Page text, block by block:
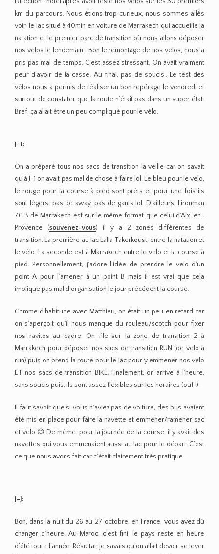
km du parcours. Nous étions trop curieux, nous sommes allés
voir le lac situé à 40min en voiture de Marrakech qui accueille la
natation et le premier parc de transition où nous allons déposer
nos vélos le lendemain. Bon le remontage de nos vélos, nous a
pris pas mal de temps. C’est assez stressant. On avait vraiment
peur d’avoir de la casse. Au final, pas de soucis.. Le test des
vélos nous a permis de réaliser un bon repérage le vendredi et
surtout de constater que la route n’était pas dans un super état.
Bref, ça allait être un peu compliqué pour le vélo.
J-1:
On a préparé tous nos sacs de transition la veille car on savait
qu’à J-1 on avait pas mal de chose à faire lol. Le bleu pour le velo,
le rouge pour la course à pied sont prêts et pour une fois ils
sont légers: pas de kway, pas de gants lol. D’ailleurs, l’ironman
70.3 de Marrakech est sur le même format que celui d’Aix-en-
Provence (souvenez-vous) il y a 2 zones différentes de
transition. La première au lac Lalla Takerkoust, entre la natation et
le vélo. La seconde est à Marrakech entre le velo et la course à
pied. Personnellement, j’adore l’idée de prendre le velo d’un
point A pour l’amener à un point B mais il est vrai que cela
implique pas mal d’organisation le jour précédent la course.
Comme d’habitude avec Matthieu, on était un peu en retard car
on s’aperçoit qu’il nous manque du rouleau/scotch pour fixer
nos ravitos au cadre. On file sur la zone de transition 2 à
Marrakech pour déposer nos sacs de transition RUN (de velo à
run) puis on prend la route pour le lac pour y emmener nos vélo
ET nos sacs de transition BIKE. Finalement, on arrive à l’heure,
sans soucis puis, ils sont assez flexibles sur les horaires (ouf !).
Il faut savoir que si vous n’aviez pas de voiture, des bus avaient
été mis en place pour faire la navette et emmener/ramener sac
et velo 😉 De même, pour la journée de la course, il y avait des
navettes qui vous emmenaient aussi au lac pour le départ. C’est
ce que nous avons fait car c’était clairement très pratique.
J-J:
Bon, dans la nuit du 26 au 27 octobre, en France, vous avez dû
changer d’heure. Au Maroc, c’est fini, le pays reste en heure
d’été toute l’année. Résultat, je savais qu’on allait devoir se lever